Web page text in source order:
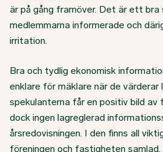
är på gång framöver. Det är ett
medlemmarna informerade och
irritation.
Bra och tydlig ekonomisk
enklare för mäklare när de värderar
spekulanterna får en positiv bild av
dock ingen lagreglerad
årsredovisningen. I den finns all
föreningen och fastigheten samlad.